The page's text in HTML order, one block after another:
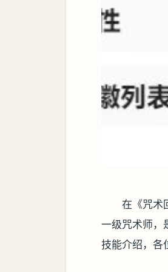
在《咒术
一级咒术师，
技能介绍，各